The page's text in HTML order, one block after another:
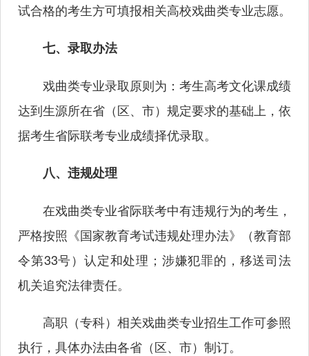
试合格的考生方可填报相关高校戏曲类专业志愿。
七、录取办法
戏曲类专业录取原则为：考生高考文化课成绩
达到生源所在省（区、市）规定要求的基础上，依
据考生省际联考专业成绩择优录取。
八、违规处理
在戏曲类专业省际联考中有违规行为的考生，
严格按照《国家教育考试违规处理办法》（教育部
令第33号）认定和处理；涉嫌犯罪的，移送司法
机关追究法律责任。
高职（专科）相关戏曲类专业招生工作可参照
执行，具体办法由各省（区、市）制订。